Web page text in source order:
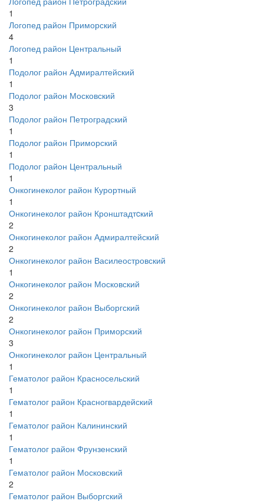
1
Логопед район Приморский
4
Логопед район Центральный
1
Подолог район Адмиралтейский
1
Подолог район Московский
3
Подолог район Петроградский
1
Подолог район Приморский
1
Подолог район Центральный
1
Онкогинеколог район Курортный
1
Онкогинеколог район Кронштадтcкий
2
Онкогинеколог район Адмиралтейский
2
Онкогинеколог район Василеостровский
1
Онкогинеколог район Московский
2
Онкогинеколог район Выборгский
2
Онкогинеколог район Приморский
3
Онкогинеколог район Центральный
1
Гематолог район Красносельский
1
Гематолог район Красногвардейский
1
Гематолог район Калининский
1
Гематолог район Фрунзенский
1
Гематолог район Московский
2
Гематолог район Выборгский